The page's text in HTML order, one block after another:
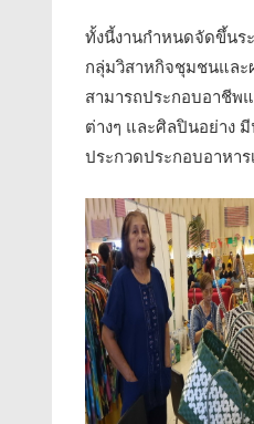
ทั้งนี้งานกำหนดจัดขึ้นร
กลุ่มวิสาหกิจชุมชนและ
สามารถประกอบอาชีพ
ต่างๆ และศิลปินอย่าง
ประกวดประกอบอาหา